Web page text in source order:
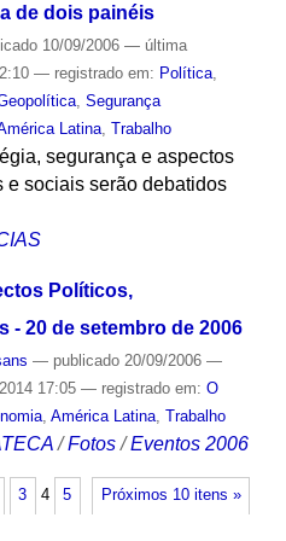
de dois painéis
10/09/2006 — última
— registrado em: Política,
, Segurança
Latina, Trabalho
segurança e aspectos
e sociais serão debatidos
Políticos,
- 20 de setembro de 2006
— publicado20/09/2006 —
17:05 — registrado em: O
, América Latina, Trabalho
/Fotos /Eventos 2006
Próximos 10 itens »
3 4 5